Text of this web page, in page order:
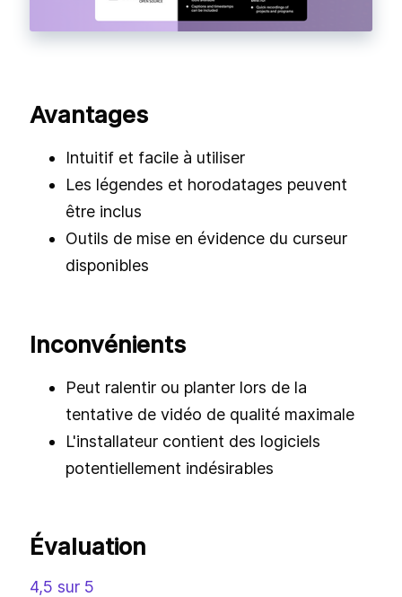
Avantages
Intuitif et facile à utiliser
Les légendes et horodatages peuvent
être inclus
Outils de mise en évidence du curseur
disponibles
Inconvénients
Peut ralentir ou planter lors de la
tentative de vidéo de qualité maximale
L'installateur contient des logiciels
potentiellement indésirables
Évaluation
4,5 sur 5